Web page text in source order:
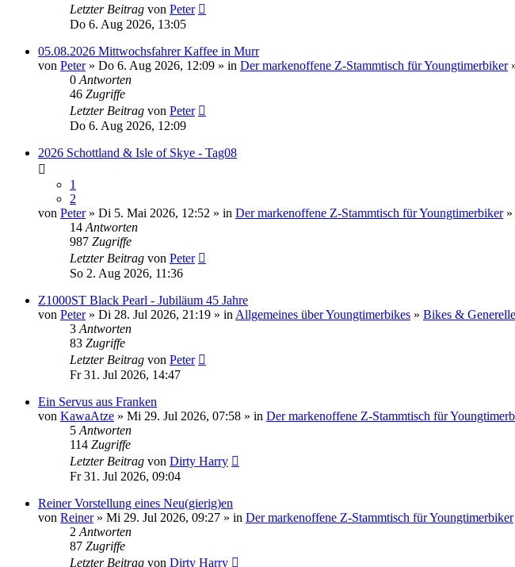
Letzter Beitrag von Peter
Do 6. Aug 2026, 13:05
05.08.2026 Mittwochsfahrer Kaffee in Murr
von Peter» Do 6. Aug 2026, 12:09 » in Der markenoffene Z-Stammtisch für Youngtimerbiker
0 Antworten
46 Zugriffe
Letzter Beitrag von Peter
Do 6. Aug 2026, 12:09
2026 Schottland & Isle of Skye - Tag08
1
2
von Peter» Di 5. Mai 2026, 12:52 » in Der markenoffene Z-Stammtisch für Youngtimerbiker»
14 Antworten
987 Zugriffe
Letzter Beitrag von Peter
So 2. Aug 2026, 11:36
Z1000ST Black Pearl - Jubiläum 45 Jahre
von Peter» Di 28. Jul 2026, 21:19 » in Allgemeines über Youngtimerbikes » Bikes &
3 Antworten
83 Zugriffe
Letzter Beitrag von Peter
Fr 31. Jul 2026, 14:47
Ein Servus aus Franken
von KawaAtze » Mi 29. Jul 2026, 07:58 » in Der markenoffene Z-Stammtisch für
5 Antworten
114 Zugriffe
Letzter Beitrag von Dirty Harry
Fr 31. Jul 2026, 09:04
Reiner Vorstellung eines Neu(gierig)en
von Reiner» Mi 29. Jul 2026, 09:27 » in Der markenoffene Z-Stammtisch für Youngtimerbiker
2 Antworten
87 Zugriffe
Letzter Beitrag von Dirty Harry